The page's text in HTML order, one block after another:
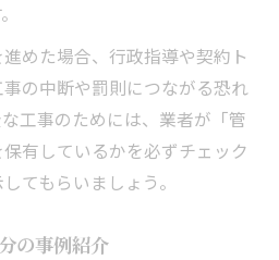
めた場合、行政指導や契約ト
の中断や罰則につながる恐れ
工事のためには、業者が「管
有しているかを必ずチェック
てもらいましょう。
の事例紹介